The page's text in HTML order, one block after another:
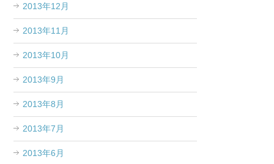
2013年12月
2013年11月
2013年10月
2013年9月
2013年8月
2013年7月
2013年6月